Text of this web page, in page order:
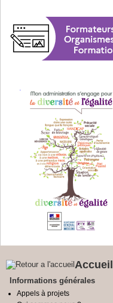
Accueil
Informations générales
Appels à projets